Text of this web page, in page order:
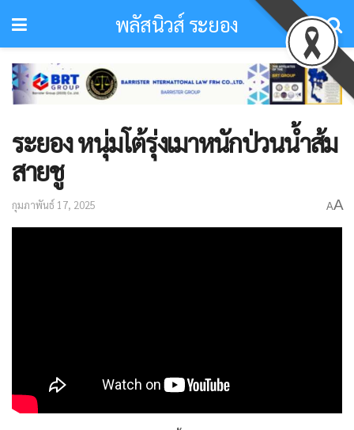
พลัสนิวส์ ระยอง
ระยอง หนุ่มโต้รุ่งเมาหนักป่วนน้ำส้ม
สายชู
กุมภาพันธ์ 17, 2025 AA